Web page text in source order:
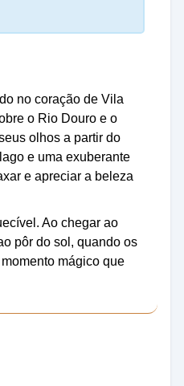
no coração de Vila
o Rio Douro e o
olhos a partir do
e uma exuberante
e apreciar a beleza
Ao chegar ao
pôr do sol, quando os
mágico que